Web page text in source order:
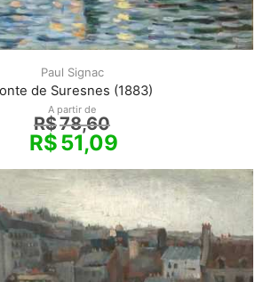
Paul Signac
de Suresnes (1883)
A partir de
R$78,60
R$51,09